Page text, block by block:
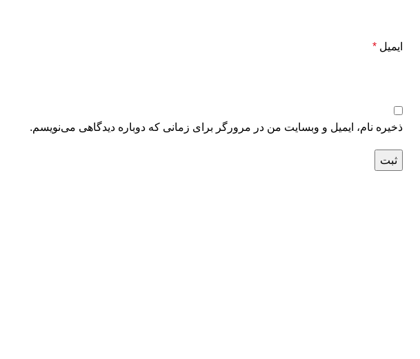
ایمیل *
ذخیره نام، ایمیل و وبسایت من در مرورگر برای زمانی که دوباره دیدگاهی می‌نویسم.